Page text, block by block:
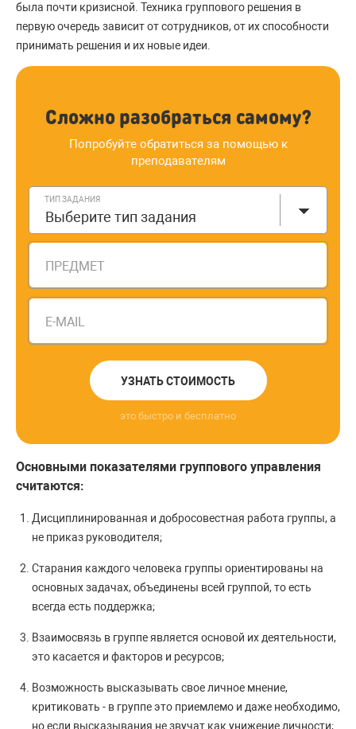
была почти кризисной. Техника группового решения в
первую очередь зависит от сотрудников, от их способности
принимать решения и их новые идеи.
Сложно разобраться самому?
Попробуйте обратиться за помощью к
преподавателям
ТИП ЗАДАНИЯ
Выберите тип задания
ПРЕДМЕТ
E-MAIL
УЗНАТЬ СТОИМОСТЬ
это быстро и бесплатно
Основными показателями группового управления
считаются:
Дисциплинированная и добросовестная работа группы, а
не приказ руководителя;
Старания каждого человека группы ориентированы на
основных задачах, объединены всей группой, то есть
всегда есть поддержка;
Взаимосвязь в группе является основой их деятельности,
это касается и факторов и ресурсов;
Возможность высказывать свое личное мнение,
критиковать - в группе это приемлемо и даже необходимо,
но если высказывания не звучат как унижение личности;